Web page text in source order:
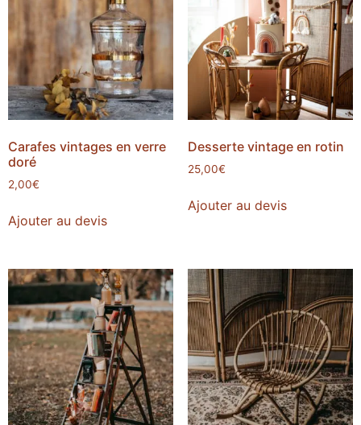
Carafes vintages en verre
doré
2,00€
Ajouter au devis
Desserte vintage en rotin
25,00€
Ajouter au devis